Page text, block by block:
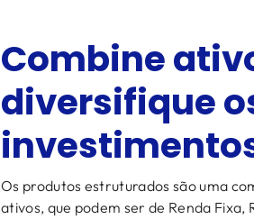
Combine
diversifique
Os produtos estruturados são uma
ativos, que podem ser de Renda Fixa,